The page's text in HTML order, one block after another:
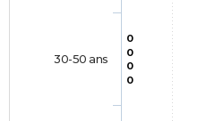
0
0
0
0
30-50 ans